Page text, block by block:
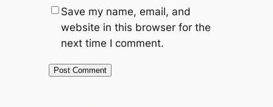
Save my name, email, and
website in this browser for the
next time I comment.